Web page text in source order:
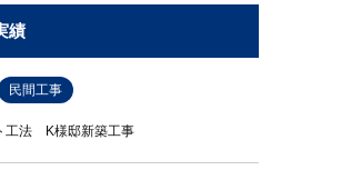
績
民間工事
工法 K様邸新築工事